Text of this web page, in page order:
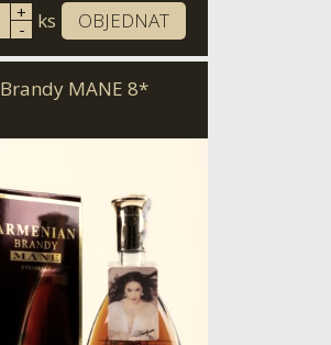
+
- ks OBJEDNAT
Brandy MANE 8*